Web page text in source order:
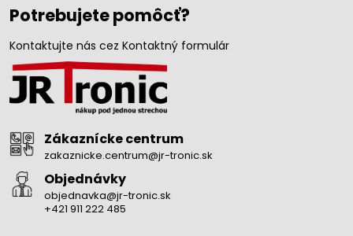
Potrebujete pomôcť?
Kontaktujte nás cez Kontaktný formulár
Zákaznícke centrum
zakaznicke.centrum@jr-tronic.sk
Objednávky
objednavka@jr-tronic.sk
+421 911 222 485